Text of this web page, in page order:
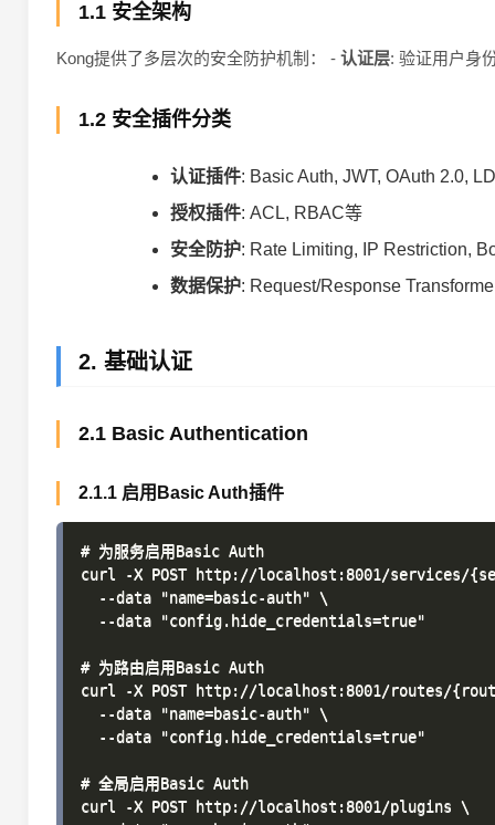
1.1 安全架构
Kong提供了多层次的安全防护机制： - 认证层: 验证用户身
1.2 安全插件分类
认证插件: Basic Auth, JWT, OAuth 2.0,
授权插件: ACL, RBAC等
安全防护: Rate Limiting, IP Restriction,
数据保护: Request/Response
2. 基础认证
2.1 Basic Authentication
2.1.1 启用Basic Auth插件
# 为服务启用Basic Auth
curl -X POST http://localhost:8001/services/
  --data "name=basic-auth" \
  --data "config.hide_credentials=true"
# 为路由启用Basic Auth
curl -X POST http://localhost:8001/routes/
  --data "name=basic-auth" \
  --data "config.hide_credentials=true"
# 全局启用Basic Auth
curl -X POST http://localhost:8001/plugins \